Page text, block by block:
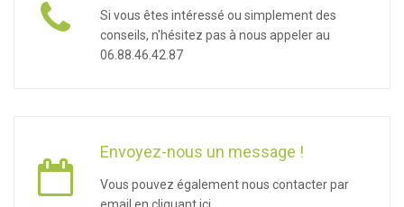
Si vous êtes intéressé ou simplement des
conseils, n'hésitez pas à nous appeler au
06.88.46.42.87
Envoyez-nous un message !
Vous pouvez également nous contacter par